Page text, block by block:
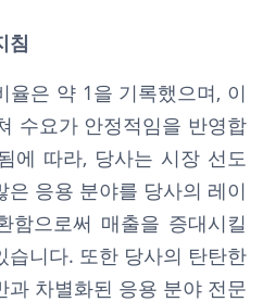
침
율은 약 1을 기록했으며, 이
수요가 안정적임을 반영합
에 따라, 당사는 시장 선도
응용 분야를 당사의 레이
함으로써 매출을 증대시킬
습니다. 또한 당사의 탄탄한
과 차별화된 응용 분야 전문